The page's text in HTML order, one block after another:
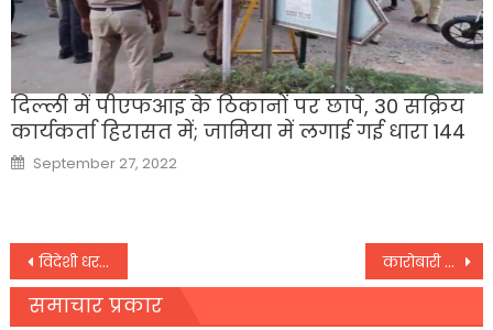
दिल्ली में पीएफआइ के ठिकानों पर छापे, 30 सक्रिय
कार्यकर्ता हिरासत में; जामिया में लगाई गई धारा 144
Posted
on
September 27, 2022
Post
navigation
विदेशी धरती से राहुल ने फिर भारतीय लोकतंत्र को बताया खतरे में कारोबारी हफ्ते के आखिरी दिन हरे निशान पर खुला भारतीय बाजार, सेंसेक्स 66,300 के पार –
समाचार प्रकार